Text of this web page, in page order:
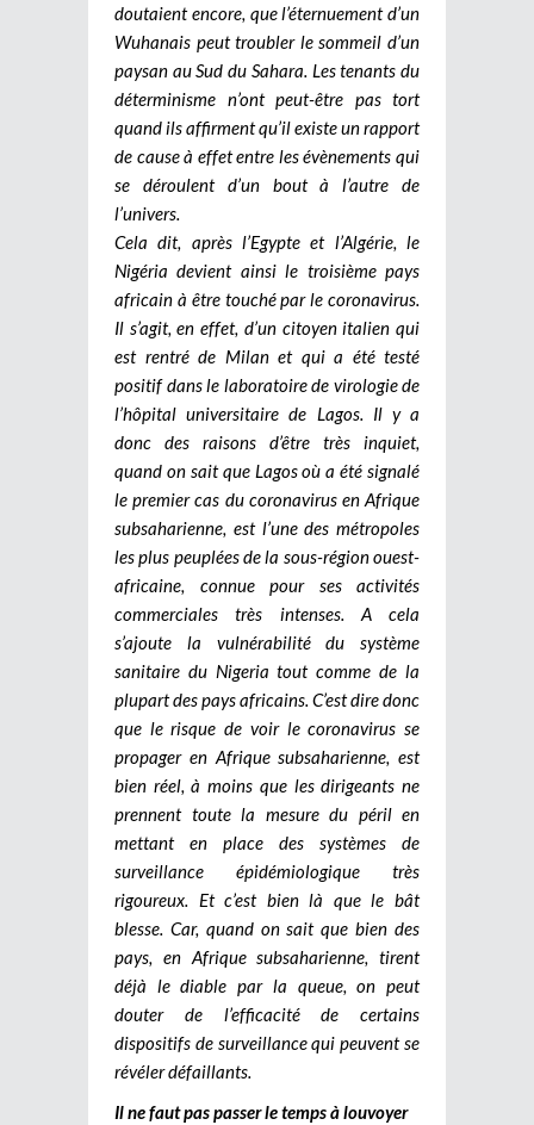
doutaient encore, que l’éternuement d’un
Wuhanais peut troubler le sommeil d’un
paysan au Sud du Sahara. Les tenants du
déterminisme n’ont peut-être pas tort
quand ils affirment qu’il existe un rapport
de cause à effet entre les évènements qui
se déroulent d’un bout à l’autre de
l’univers.
Cela dit, après l’Egypte et l’Algérie, le
Nigéria devient ainsi le troisième pays
africain à être touché par le coronavirus.
Il s’agit, en effet, d’un citoyen italien qui
est rentré de Milan et qui a été testé
positif dans le laboratoire de virologie de
l’hôpital universitaire de Lagos. Il y a
donc des raisons d’être très inquiet,
quand on sait que Lagos où a été signalé
le premier cas du coronavirus en Afrique
subsaharienne, est l’une des métropoles
les plus peuplées de la sous-région ouest-
africaine, connue pour ses activités
commerciales très intenses. A cela
s’ajoute la vulnérabilité du système
sanitaire du Nigeria tout comme de la
plupart des pays africains. C’est dire donc
que le risque de voir le coronavirus se
propager en Afrique subsaharienne, est
bien réel, à moins que les dirigeants ne
prennent toute la mesure du péril en
mettant en place des systèmes de
surveillance épidémiologique très
rigoureux. Et c’est bien là que le bât
blesse. Car, quand on sait que bien des
pays, en Afrique subsaharienne, tirent
déjà le diable par la queue, on peut
douter de l’efficacité de certains
dispositifs de surveillance qui peuvent se
révéler défaillants.
Il ne faut pas passer le temps à louvoyer